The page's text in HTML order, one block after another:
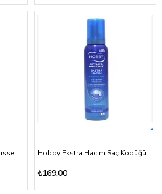
Hobby Volume Up Hair Mousse 150ml Hobby Ekstra Hacim Saç Köpüğü 150 ml
₺169,00